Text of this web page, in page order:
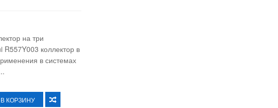
на три
коллектор в
в системах